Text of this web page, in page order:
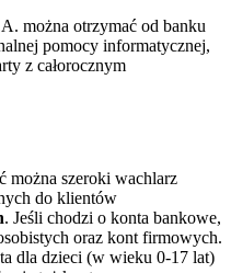
można otrzymać od banku
pomocy informatycznej,
z całorocznym
można szeroki wachlarz
do klientów
. Jeśli chodzi o konta bankowe,
oraz kont firmowych.
dla dzieci (w wieku 0-17 lat)